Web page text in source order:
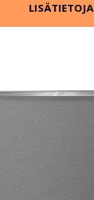
LISÄTIETOJA